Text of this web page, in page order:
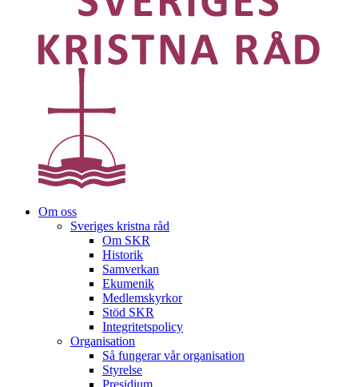
Om oss
Sveriges kristna råd
Om SKR
Historik
Samverkan
Ekumenik
Medlemskyrkor
Stöd SKR
Integritetspolicy
Organisation
Så fungerar vår organisation
Styrelse
Presidium